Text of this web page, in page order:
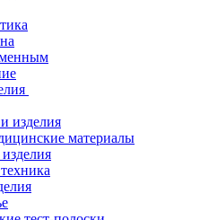
изделия
материалы